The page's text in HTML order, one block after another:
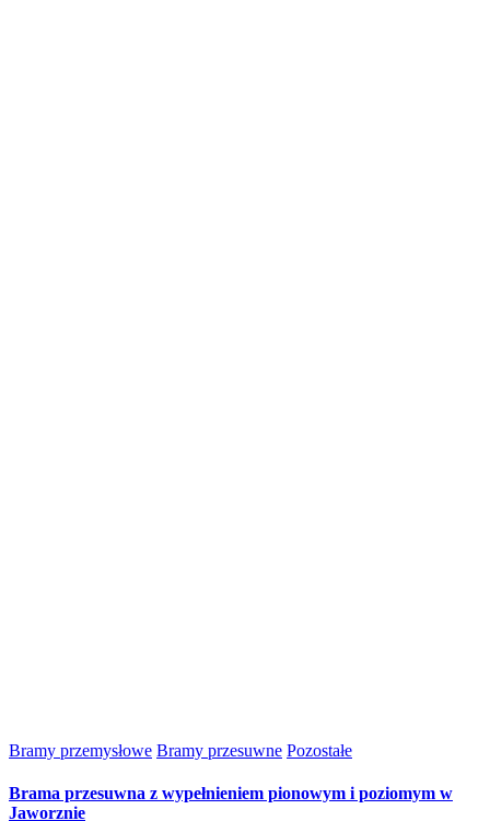
Bramy przemysłowe Bramy przesuwne Pozostałe
Brama przesuwna z wypełnieniem pionowym i poziomym w
Jaworznie